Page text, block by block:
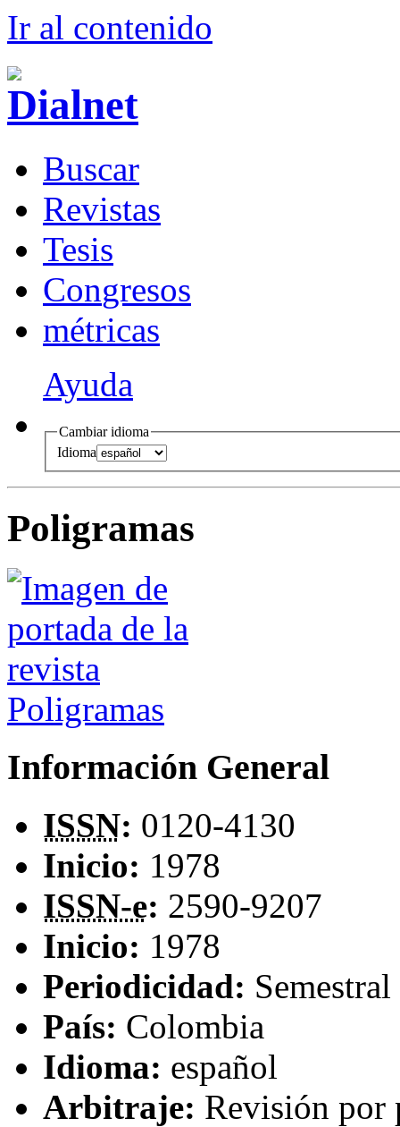
Ir al contenido
Buscar
Revistas
Tesis
Congresos
métricas
Ayuda
Cambiar idioma
Idioma
Poligramas
Información General
ISSN: 0120-4130
Inicio: 1978
ISSN-e: 2590-9207
Inicio: 1978
Periodicidad: Semestral
País: Colombia
Idioma: español
Arbitraje: Revisión por